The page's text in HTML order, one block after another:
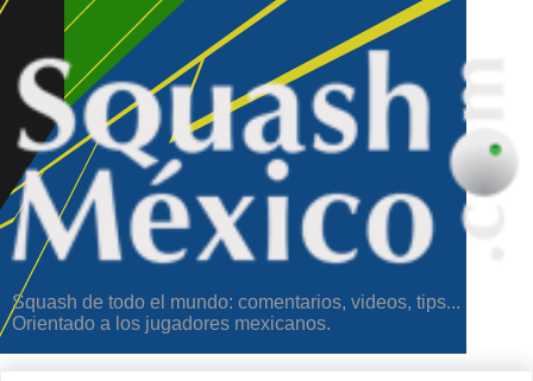
Squash de todo el mundo: comentarios, videos, tips...
Orientado a los jugadores mexicanos.